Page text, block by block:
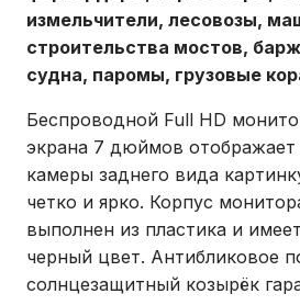
измельчители, лесовозы,
строительства мостов,
судна, паромы, грузовые
Беспроводной Full HD
экрана 7 дюймов
камеры заднего вида
четко и ярко. Корпус
выполнен из пластика и
черный цвет. Антибликовое
солнцезащитный козырёк